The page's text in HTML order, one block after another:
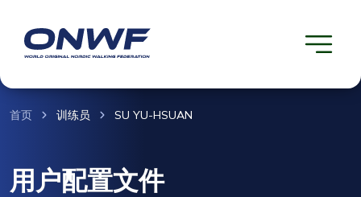
首页 训练员 SU YU-HSUAN
用户配置文件